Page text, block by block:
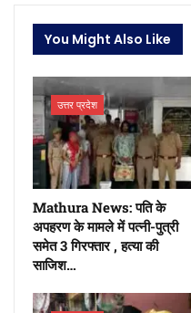
You Might Also Like
उत्तर प्रदेश
Mathura News: पति के
अपहरण के मामले में पत्नी-पुत्री
समेत 3 गिरफ्तार , हत्या की
साजिश…